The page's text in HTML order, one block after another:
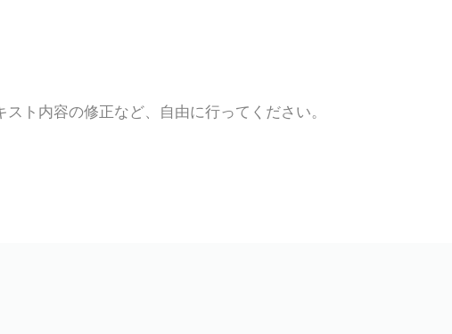
ト内容の修正など、自由に行ってください。